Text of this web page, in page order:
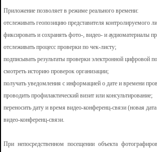
Приложение позволяет в режиме реального времени:
отслеживать геопозицию представителя контролируемого
фиксировать и сохранять фото-, видео- и аудиоматериалы
отслеживать процесс проверки по чек-листу;
подписывать результаты проверки электронной цифровой
смотреть историю проверок организации;
получать уведомления с информацией о дате и времени
проводить профилактический визит или консультирование;
переносить дату и время видео-конференц-связи (новая
видео-конференц-связи.
При непосредственном посещении объекта